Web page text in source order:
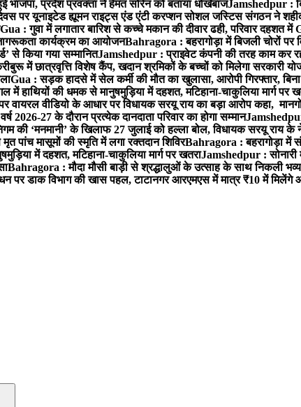
प्रदेश प्रवक्ता ने हेमंत सोरेन को बताया धोखेबाजJamshedpur :
पर यूनाइटेड ह्यूमन राइट्स एंड एंटी करप्शन सोशल जस्टिस संगठन ने
Gua : गुवा में लगातार बारिश से कच्चे मकान की दीवार ढही, परिवार दहशत में
कार्यक्रम का आयोजनBahragora : बहरागोड़ा में बिजली चोरों पर
से किया गया सम्मानितJamshedpur : प्राइवेट कंपनी की तरह काम कर
में छात्रवृत्ति विशेष कैंप, खदान श्रमिकों के बच्चों को मिलेगा सरकारी
Gua : सड़क हादसे में सेल कर्मी की मौत का खुलासा, आरोपी गिरफ्तार,
हाथियों की धमक से मानुषमुड़िया में दहशत, मटिहाना-चाकुलिया मार्ग पर
वायरल वीडियो के आधार पर विधायक सरयू राय का बड़ा आरोप कहा,
2026-27 के दौरान प्रत्येक दानदाता परिवार का होगा सम्मान
की ‘मनमानी’ के खिलाफ 27 जुलाई को हल्ला बोल, विधायक सरयू राय के
पांच मासूमों की स्मृति में लगा रक्तदान शिविरBahragora : बहरागोड़ा
में दहशत, मटिहाना-चाकुलिया मार्ग पर खतराJamshedpur : सोनारी
Bahragora : मौदा मौसी बाड़ी से श्रद्धालुओं के उत्साह के साथ निकली भव्य
पर डाक विभाग की खास पहल, टाटानगर आरएमएस में मात्र ₹10 में मिलेंगे